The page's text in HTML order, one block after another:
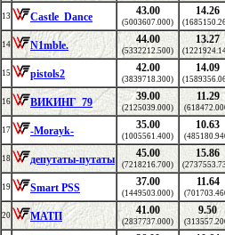
13 Castle_Dance 43.00
(5003607.000)
14.26
14 N1mble. 44.00
(5332212.500)
13.27
15 pistols2 42.00
(3839718.300)
14.09
16 ВИКИНГ_79 39.00
(2125039.000)
11.29
17 -Morayk- 35.00
(1005561.400)
10.63
18 депутаты-путаты 45.00
(7218216.700)
15.86
19 Smart PSS 37.00
(1449503.000)
11.64
20 МАТП 41.00
(2837737.000)
9.50